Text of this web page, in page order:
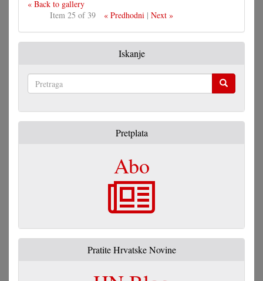
« Back to gallery
Item 25 of 39
« Predhodni| Next »
Iskanje
Pretplata
Abo
Pratite Hrvatske Novine